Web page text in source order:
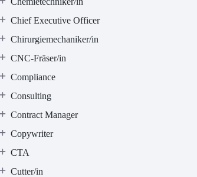
Chief Executive Officer
Chirurgiemechaniker/in
CNC-Fräser/in
Compliance
Consulting
Contract Manager
Copywriter
CTA
Cutter/in